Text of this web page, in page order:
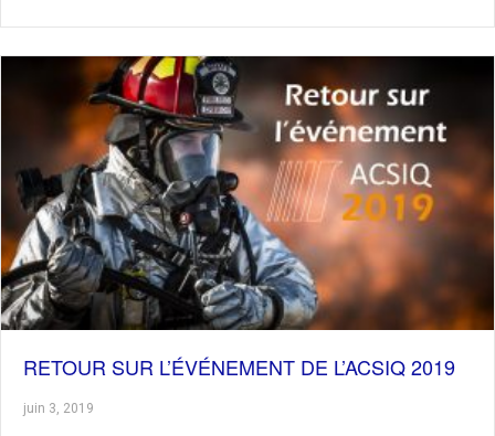
RETOUR SUR L’ÉVÉNEMENT DE L’ACSIQ 2019
juin 3, 2019